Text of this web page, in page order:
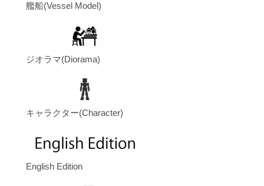
艦船(Vessel Model)
ジオラマ(Diorama)
キャラクター(Character)
English Edition